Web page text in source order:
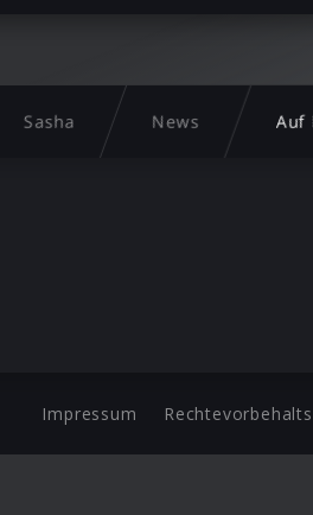
Sasha News Auf
Impressum